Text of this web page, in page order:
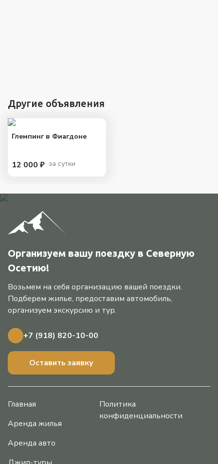
Другие объявления
Глемпинг в Фиагдоне
12 000 ₽ за сутки
Организуем вашу поездку в Северную
Осетию!
Возьмем на себя организацию вашей поездки.
Подберем жилье, предоставим автомобиль,
организуем экскурсию и тур.
+7 (918) 820-10-00
Оставить заявку
Главная
Аренда жилья
Аренда авто
Политика
конфиденциальности